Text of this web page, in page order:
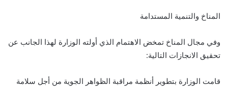
المناخ والتنمية المستدامة
وفي مجال المناخ تمخض الاهتمام الذي أولته الوزارة لهذا الجانب عن
تحقيق الانجازات التالية:
قامت الوزارة بتطوير أنظمة مراقبة الظواهر الجوية من أجل سلامة